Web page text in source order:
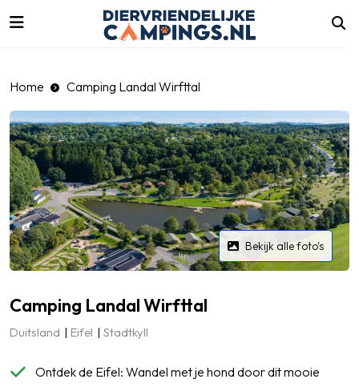
Home Camping Landal Wirfttal
Bekijk alle foto's
Camping Landal Wirfttal
Duitsland Eifel Stadtkyll
Ontdek de Eifel: Wandel met je hond door dit mooie